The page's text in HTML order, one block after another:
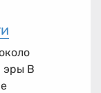
эры В